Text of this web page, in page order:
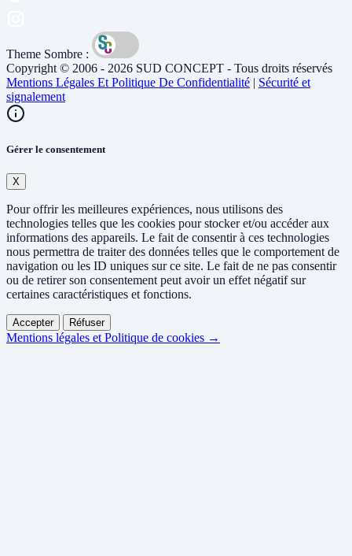
Theme Sombre :
Copyright © 2006 - 2026 SUD CONCEPT - Tous droits réservés
Mentions Légales Et Politique De Confidentialité | Sécurité et
signalement
Gérer le consentement
X
Pour offrir les meilleures expériences, nous utilisons des
technologies telles que les cookies pour stocker et/ou accéder aux
informations des appareils. Le fait de consentir à ces technologies
nous permettra de traiter des données telles que le comportement de
navigation ou les ID uniques sur ce site. Le fait de ne pas consentir
ou de retirer son consentement peut avoir un effet négatif sur
certaines caractéristiques et fonctions.
Accepter Réfuser
Mentions légales et Politique de cookies →